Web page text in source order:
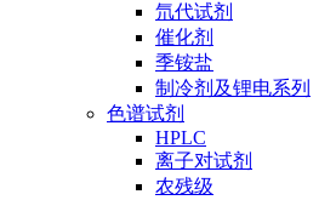
氘代试剂
催化剂
季铵盐
制冷剂及锂电系列
色谱试剂
HPLC
离子对试剂
农残级